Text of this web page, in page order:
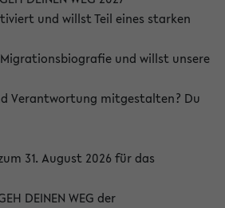
und willst Teil eines starken
und willst unsere
Verantwortung mitgestalten? Du
31. August 2026 für das
DEINEN WEG der